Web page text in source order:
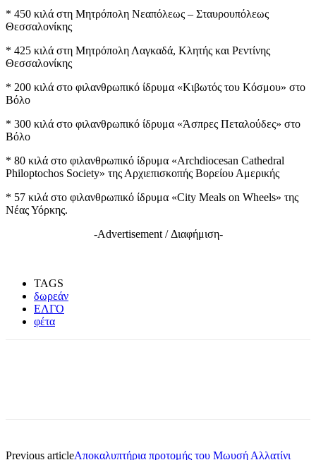
* 450 κιλά στη Μητρόπολη Νεαπόλεως – Σταυρουπόλεως
Θεσσαλονίκης
* 425 κιλά στη Μητρόπολη Λαγκαδά, Κλητής και Ρεντίνης
Θεσσαλονίκης
* 200 κιλά στο φιλανθρωπικό ίδρυμα «Κιβωτός του Κόσμου» στο
Βόλο
* 300 κιλά στο φιλανθρωπικό ίδρυμα «Άσπρες Πεταλούδες» στο
Βόλο
* 80 κιλά στο φιλανθρωπικό ίδρυμα «Archdiocesan Cathedral
Philoptochos Society» της Αρχιεπισκοπής Βορείου Αμερικής
* 57 κιλά στο φιλανθρωπικό ίδρυμα «City Meals on Wheels» της
Νέας Υόρκης.
-Advertisement / Διαφήμιση-
TAGS
δωρεάν
ΕΛΓΟ
φέτα
Previous articleΑποκαλυπτήρια προτομής του Μωυσή Αλλατίνι